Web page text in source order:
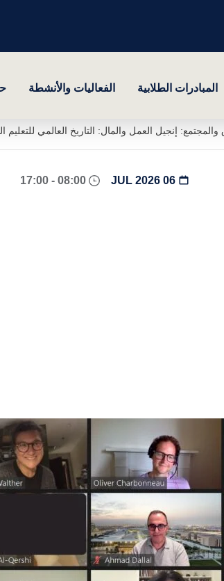
المبادرات الطلابية الفعاليات والأنشطة
إنجيل العمل والمال: التاريخ العالمي للتعليم